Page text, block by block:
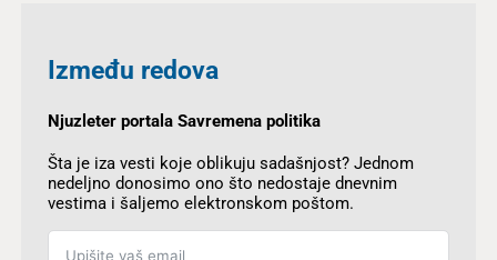
Između redova
Njuzleter portala Savremena politika
Šta je iza vesti koje oblikuju sadašnjost? Jednom
nedeljno donosimo ono što nedostaje dnevnim
vestima i šaljemo elektronskom poštom.